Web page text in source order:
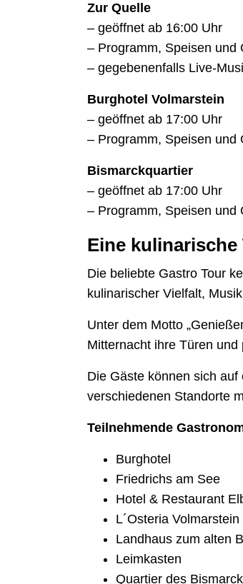
Zur Quelle
– geöffnet ab 16:00 Uhr
– Programm, Speisen und
– gegebenenfalls Live-
Burghotel Volmarstein
– geöffnet ab 17:00 Uhr
– Programm, Speisen und
Bismarckquartier
– geöffnet ab 17:00 Uhr
– Programm, Speisen und
Eine
Die beliebte Gastro Tour
kulinarischer Vielfalt,
Unter dem Motto
Mitternacht ihre Türen
Die Gäste können sich
verschiedenen Standorte
Teilnehmende
Burghotel
Friedrichs am See
Hotel & Restaurant
L´Osteria Volmarstein
Landhaus zum alten
Leimkasten
Quartier des